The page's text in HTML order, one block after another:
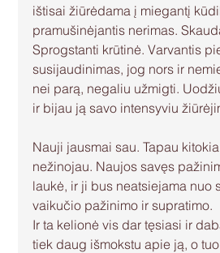
ištisai žiūrėdama į miegantį
pramušinėjantis nerimas.
Sprogstanti krūtinė. Varvantis
susijaudinimas, jog nors ir
nei parą, negaliu užmigti.
ir bijau ją savo intensyviu
Nauji jausmai sau. Tapau
nežinojau. Naujos savęs
laukė, ir ji bus neatsiejama nuo
vaikučio pažinimo ir supratimo.
Ir ta kelionė vis dar tęsiasi ir
tiek daug išmokstu apie ją, o